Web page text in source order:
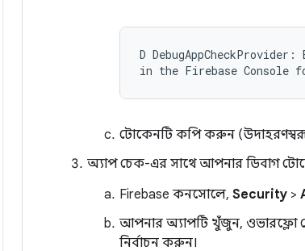
D
টোকেনটি কপি করুন
অ্যাপ চেক-এর সাথে আপনার ডিবাগ
Firebase কনসোলে, Security >
আপনার অ্যাপটি খুঁজুন, ওভারফ্লো
নির্বাচন করুন।